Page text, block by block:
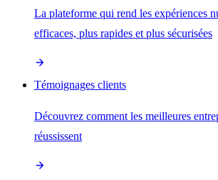
La plateforme qui rend les expériences
efficaces, plus rapides et plus sécurisées
Témoignages clients
Découvrez comment les meilleures
réussissent